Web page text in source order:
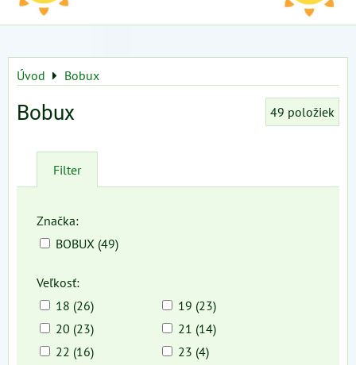
Úvod Bobux
Bobux 49 položiek
Filter
Značka:
BOBUX (49)
Veľkosť:
18 (26)
19 (23)
20 (23)
21 (14)
22 (16)
23 (4)